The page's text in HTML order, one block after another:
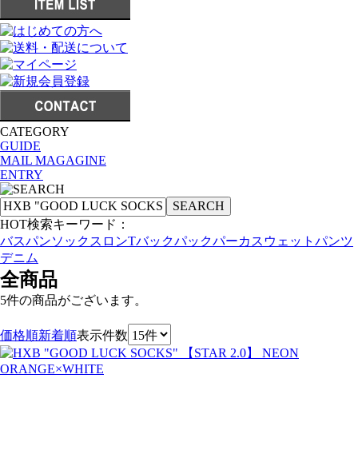
CATEGORY
GUIDE
MAIL MAGAGINE
ENTRY
HOT検索キーワード：
バスパンソックス ロンTバックパックパーカ スウェットパンツ
デニム
全商品
5件の商品がございます。
価格順新着順表示件数